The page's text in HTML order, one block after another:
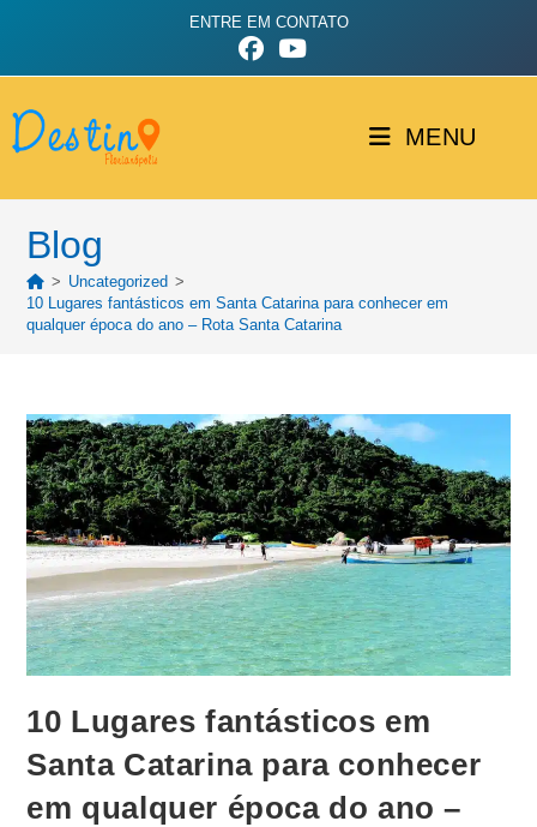
ENTRE EM CONTATO
MENU
Blog
> Uncategorized >
10 Lugares fantásticos em Santa Catarina para conhecer em
qualquer época do ano – Rota Santa Catarina
10 Lugares fantásticos em
Santa Catarina para conhecer
em qualquer época do ano –